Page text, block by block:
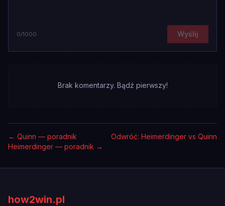
0/1000 Wyślij
Brak komentarzy. Bądź pierwszy!
← Quinn — poradnik
Odwróć: Heimerdinger vs Quinn
Heimerdinger — poradnik →
how2win.pl